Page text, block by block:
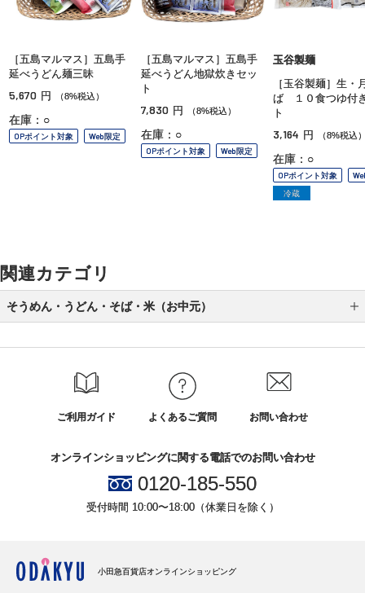
［五島マルマス］五島手
延べうどん麺三昧
5,670 円 （8%税込）
在庫：○
OPポイント対象 Web限定
［五島マルマス］五島手
延べうどん地獄炊きセッ
ト
7,830 円 （8%税込）
在庫：○
OPポイント対象 Web限定
玉谷製麺
［玉谷製麺］生・
ば １０食つゆ付
ト
3,164 円 （8%税込
在庫：○
OPポイント対象
冷蔵
関連カテゴリ
そうめん・うどん・そば・米（お中元）
そば（お中元）
ご利用ガイド よくあるご質問 お問い合わせ
オンラインショッピングに関する電話でのお問い合わせ
0120-185-550
受付時間 10:00〜18:00（休業日を除く）
小田急百貨店オンラインショッピング